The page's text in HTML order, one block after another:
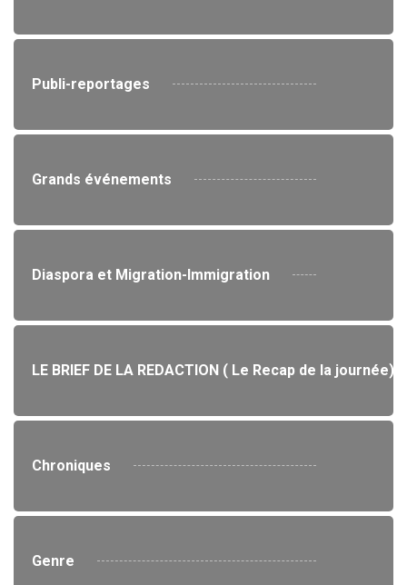
Publi-reportages
Grands événements
Diaspora et Migration-Immigration
LE BRIEF DE LA REDACTION ( Le Recap de la journée)
Chroniques
Genre